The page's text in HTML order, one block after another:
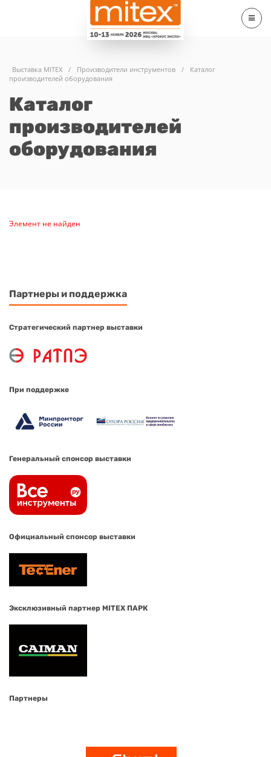
Выставка MITEX / Производители инструментов /
Каталог
производителей оборудования
Каталог
производителей
оборудования
Элемент не найден
Партнеры и поддержка
Стратегический партнер выставки
При поддержке
Генеральный спонсор выставки
Официальный спонсор выставки
Эксклюзивный партнер MITEX ПАРК
Партнеры